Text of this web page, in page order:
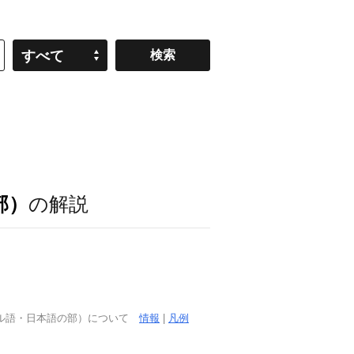
すべて
の解説
語・日本語の部）について情報 凡例